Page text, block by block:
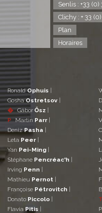
Senlis : +33
Clichy : + 33
Plan
Horaires
RonaldOphuis |
GoshaOstretsov |
� Gábor Ősz |
P Martin Parr |
DenizPasha |
Leta Peer |
Yan Pei-Ming |
Stéphane Pencréac'h |
Irving Penn |
Mathieu Pernot |
Françoise Pétrovitch |
Donato Piccolo |
Flavia Pitis |
T